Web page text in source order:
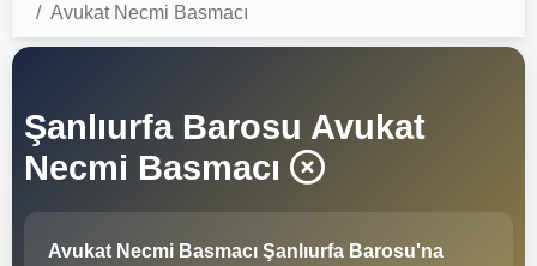
Avukat Necmi Basmacı
Şanlıurfa Barosu Avukat
Necmi Basmacı
Avukat Necmi Basmacı Şanlıurfa Barosu'na